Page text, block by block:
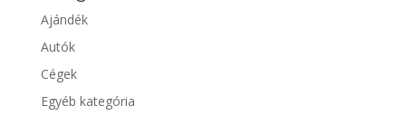
Ajándék
Autók
Cégek
Egyéb kategória